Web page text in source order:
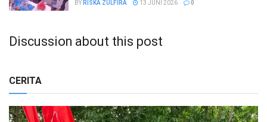
BY RISKA ZULFIRA 13 JUNI 2026 0
Discussion about this post
CERITA